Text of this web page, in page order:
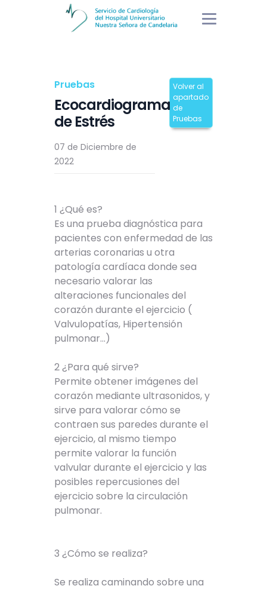
Pruebas
Ecocardiograma
de Estrés
07 de Diciembre de
2022
Volver al
apartado
de
Pruebas
1 ¿Qué es?
Es una prueba diagnóstica para
pacientes con enfermedad de las
arterias coronarias u otra
patología cardíaca donde sea
necesario valorar las
alteraciones funcionales del
corazón durante el ejercicio (
Valvulopatías, Hipertensión
pulmonar...)
2 ¿Para qué sirve?
Permite obtener imágenes del
corazón mediante ultrasonidos, y
sirve para valorar cómo se
contraen sus paredes durante el
ejercicio, al mismo tiempo
permite valorar la función
valvular durante el ejercicio y las
posibles repercusiones del
ejercicio sobre la circulación
pulmonar.
3 ¿Cómo se realiza?
Se realiza caminando sobre una